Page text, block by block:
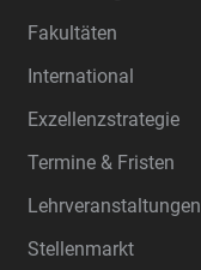
Fakultäten
International
Exzellenzstrategie
Termine & Fristen
Lehrveranstaltungen
Stellenmarkt